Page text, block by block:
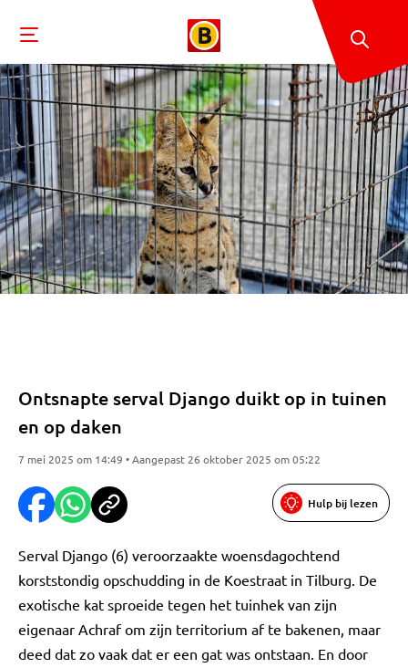
Ontsnapte serval Django duikt op in tuinen
en op daken
7 mei 2025 om 14:49 • Aangepast 26 oktober 2025 om 05:22
Hulp bij lezen
Serval Django (6) veroorzaakte woensdagochtend
korststondig opschudding in de Koestraat in Tilburg. De
exotische kat sproeide tegen het tuinhek van zijn
eigenaar Achraf om zijn territorium af te bakenen, maar
deed dat zo vaak dat er een gat was ontstaan. En door